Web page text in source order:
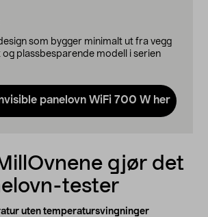
som bygger minimalt ut fra vegg
og plassbesparende modell i serien
panelovn WiFi 700 W her
gjør det
tester
uten temperatursvingninger